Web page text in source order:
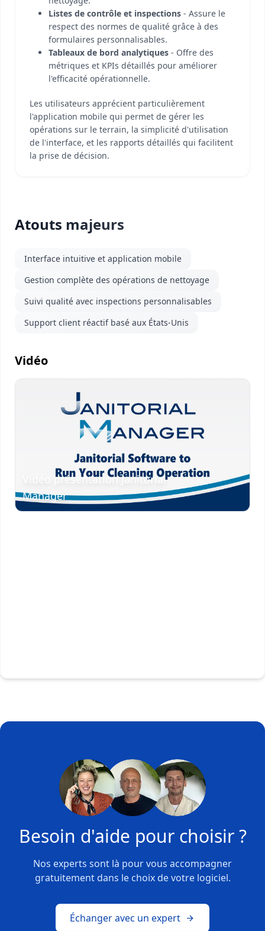
Listes de contrôle et inspections - Assure le
respect des normes de qualité grâce à des
formulaires personnalisables.
Tableaux de bord analytiques - Offre des
métriques et KPIs détaillés pour améliorer
l'efficacité opérationnelle.
Les utilisateurs apprécient particulièrement
l'application mobile qui permet de gérer les
opérations sur le terrain, la simplicité d'utilisation
de l'interface, et les rapports détaillés qui facilitent
la prise de décision.
Atouts majeurs
Interface intuitive et application mobile
Gestion complète des opérations de nettoyage
Suivi qualité avec inspections personnalisables
Support client réactif basé aux États-Unis
Vidéo
Vidéo présentation Janitorial
Manager
Besoin d'aide pour choisir ?
Nos experts sont là pour vous accompagner
gratuitement dans le choix de votre logiciel.
Échanger avec un expert